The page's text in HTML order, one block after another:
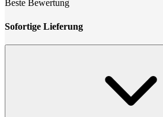
Beste Bewertung
Sofortige Lieferung